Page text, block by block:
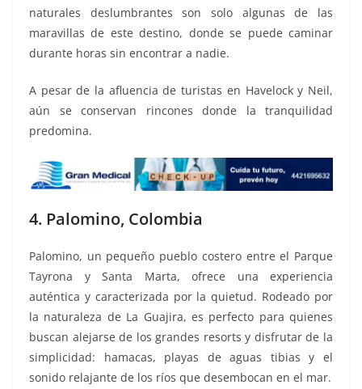
naturales deslumbrantes son solo algunas de las
maravillas de este destino, donde se puede caminar
durante horas sin encontrar a nadie.
A pesar de la afluencia de turistas en Havelock y Neil,
aún se conservan rincones donde la tranquilidad
predomina.
4. Palomino, Colombia
Palomino, un pequeño pueblo costero entre el Parque
Tayrona y Santa Marta, ofrece una experiencia
auténtica y caracterizada por la quietud. Rodeado por
la naturaleza de La Guajira, es perfecto para quienes
buscan alejarse de los grandes resorts y disfrutar de la
simplicidad: hamacas, playas de aguas tibias y el
sonido relajante de los ríos que desembocan en el mar.